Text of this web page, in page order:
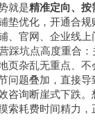
就是精准定向、
垫优化，开通合
、官网、企业线上
踩坑点高度重合
页杂乱无重点、
问题叠加，直接
咨询断崖式下跌
索耗费时间精力